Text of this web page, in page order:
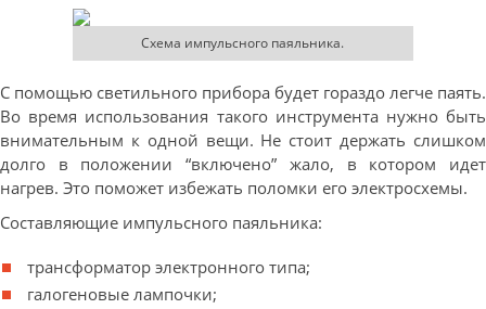
Схема импульсного паяльника.
С помощью светильного прибора будет гораздо легче паять.
Во время использования такого инструмента нужно быть
внимательным к одной вещи. Не стоит держать слишком
долго в положении “включено” жало, в котором идет
нагрев. Это поможет избежать поломки его электросхемы.
Составляющие импульсного паяльника:
трансформатор электронного типа;
галогеновые лампочки;